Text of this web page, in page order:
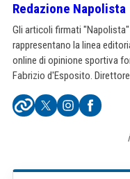
Redazione Napolista
Gli articoli firmati
rappresentano la linea
online di opinione sportiva
Fabrizio d'Esposito.